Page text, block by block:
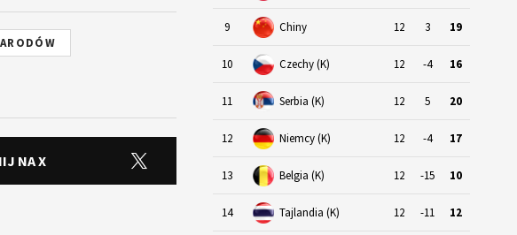
NA X
9 Chiny 12 3 19
10 Czechy (K) 12 -4 16
11 Serbia (K) 12 5 20
12 Niemcy (K) 12 -4 17
13 Belgia (K) 12 -15 10
14 Tajlandia (K) 12 -11 12